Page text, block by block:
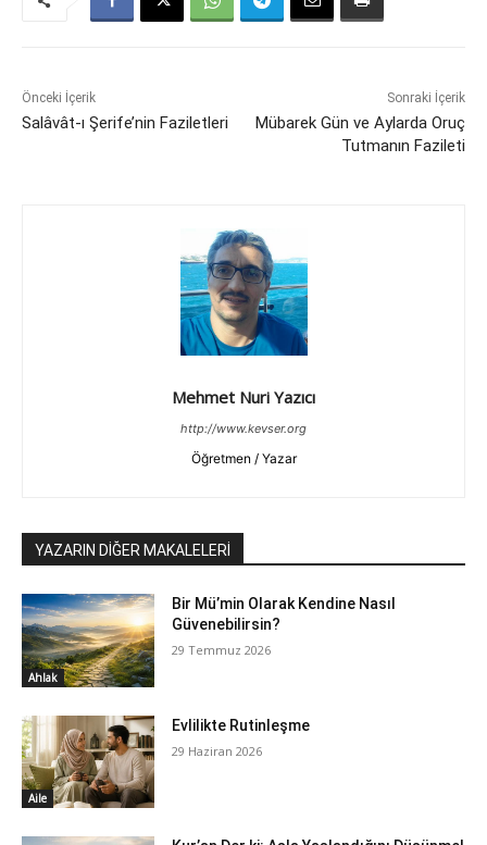
Önceki İçerik
Salâvât-ı Şerife’nin Faziletleri
Sonraki İçerik
Mübarek Gün ve Aylarda Oruç
Tutmanın Fazileti
Mehmet Nuri Yazıcı
http://www.kevser.org
Öğretmen / Yazar
YAZARIN DİĞER MAKALELERİ
Ahlak
Bir Mü’min Olarak Kendine Nasıl
Güvenebilirsin?
29 Temmuz 2026
Aile
Evlilikte Rutinleşme
29 Haziran 2026